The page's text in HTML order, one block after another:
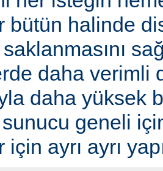
bütün halinde
daha verimli
daha yüksek
geneli
ayrı ayrı